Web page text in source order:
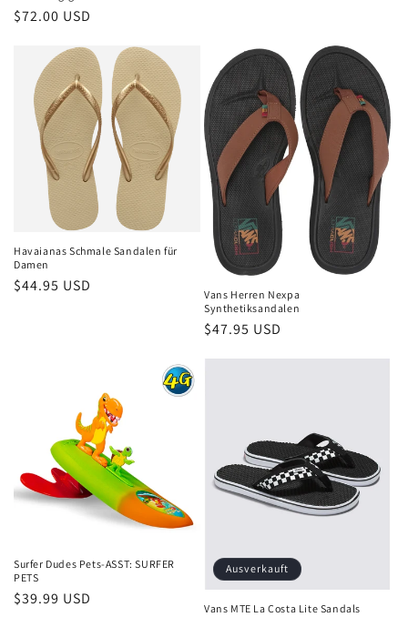
Normaler
$72.00 USD
Havaianas Schmale Sandalen für
Damen
Normaler
$44.95 USD
Vans Herren Nexpa
Synthetiksandalen
Normaler
$47.95 USD
Surfer Dudes Pets-ASST: SURFER
PETS
Normaler
$39.99 USD
Ausverkauft
Vans MTE La Costa Lite Sandals